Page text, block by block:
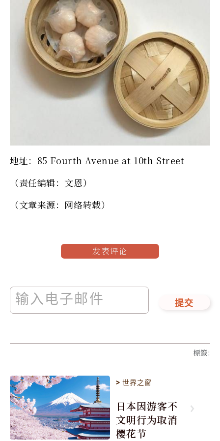
地址：85 Fourth Avenue at 10th Street
（责任编辑：文恩）
（文章来源：网络转载）
发表评论
提交
標籤:
>世界之窗
日本因游客不
文明行为取消
樱花节